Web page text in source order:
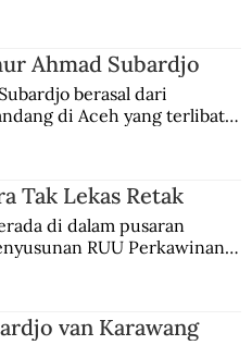
Ahmad Subardjo
berasal dari
di Aceh yang terlibat
Tak Lekas Retak
di dalam pusaran
RUU Perkawinan.
van Karawang